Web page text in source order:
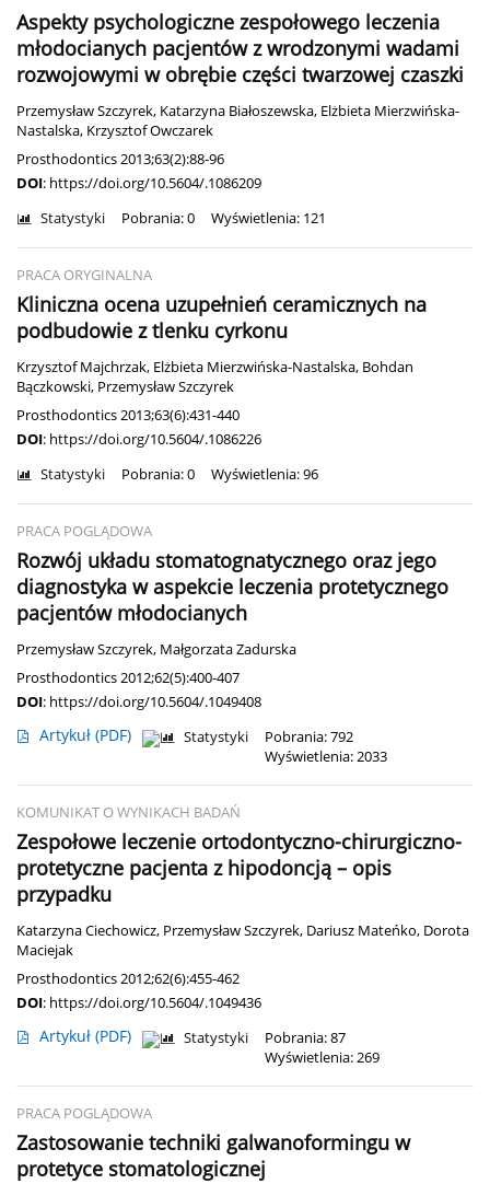
Aspekty psychologiczne zespołowego leczenia
młodocianych pacjentów z wrodzonymi wadami
rozwojowymi w obrębie części twarzowej czaszki
Przemysław Szczyrek, Katarzyna Białoszewska, Elżbieta Mierzwińska-
Nastalska, Krzysztof Owczarek
Prosthodontics 2013;63(2):88-96
DOI: https://doi.org/10.5604/.1086209
Statystyki Pobrania: 0 Wyświetlenia: 121
PRACA ORYGINALNA
Kliniczna ocena uzupełnień ceramicznych na
podbudowie z tlenku cyrkonu
Krzysztof Majchrzak, Elżbieta Mierzwińska-Nastalska, Bohdan
Bączkowski, Przemysław Szczyrek
Prosthodontics 2013;63(6):431-440
DOI: https://doi.org/10.5604/.1086226
Statystyki Pobrania: 0 Wyświetlenia: 96
PRACA POGLĄDOWA
Rozwój układu stomatognatycznego oraz jego
diagnostyka w aspekcie leczenia protetycznego
pacjentów młodocianych
Przemysław Szczyrek, Małgorzata Zadurska
Prosthodontics 2012;62(5):400-407
DOI: https://doi.org/10.5604/.1049408
Artykuł (PDF) Statystyki
Pobrania: 792
Wyświetlenia: 2033
KOMUNIKAT O WYNIKACH BADAŃ
Zespołowe leczenie ortodontyczno-chirurgiczno-
protetyczne pacjenta z hipodoncją – opis
przypadku
Katarzyna Ciechowicz, Przemysław Szczyrek, Dariusz Mateńko, Dorota
Maciejak
Prosthodontics 2012;62(6):455-462
DOI: https://doi.org/10.5604/.1049436
Artykuł (PDF) Statystyki
Pobrania: 87
Wyświetlenia: 269
PRACA POGLĄDOWA
Zastosowanie techniki galwanoformingu w
protetyce stomatologicznej